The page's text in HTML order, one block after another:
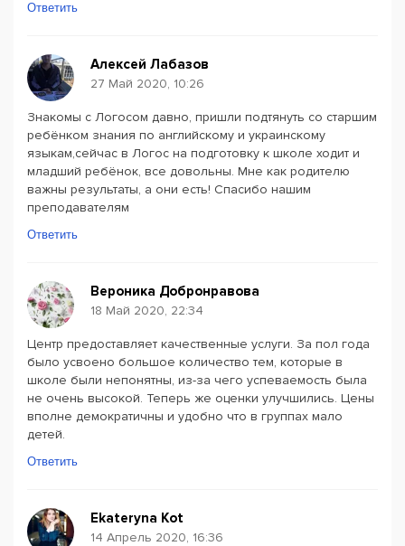
Ответить
Алексей Лабазов
27 Май 2020, 10:26
Знакомы с Логосом давно, пришли подтянуть со старшим
ребёнком знания по английскому и украинскому
языкам,сейчас в Логос на подготовку к школе ходит и
младший ребёнок, все довольны. Мне как родителю
важны результаты, а они есть! Спасибо нашим
преподавателям
Ответить
Вероника Добронравова
18 Май 2020, 22:34
Центр предоставляет качественные услуги. За пол года
было усвоено большое количество тем, которые в
школе были непонятны, из-за чего успеваемость была
не очень высокой. Теперь же оценки улучшились. Цены
вполне демократичны и удобно что в группах мало
детей.
Ответить
Ekateryna Kot
14 Апрель 2020, 16:36